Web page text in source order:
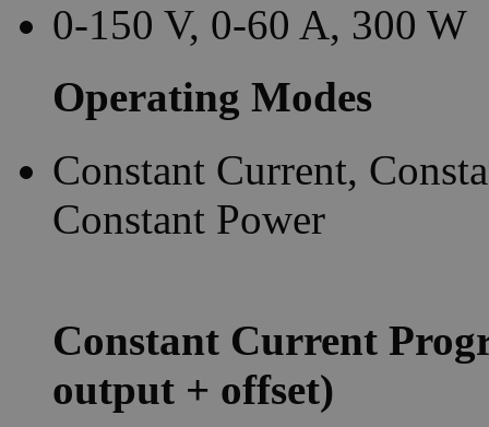
0-150 V, 0-60 A, 300 W
Operating Modes
Constant Current,
Constant Power
Constant Current
output + offset)